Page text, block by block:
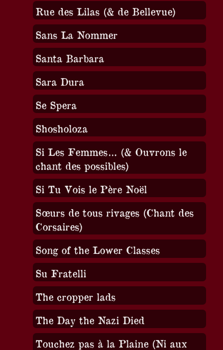
Rue des Lilas (& de Bellevue)
Sans La Nommer
Santa Barbara
Sara Dura
Se Spera
Shosholoza
Si Les Femmes… (& Ouvrons le
chant des possibles)
Si Tu Vois le Père Noël
Sœurs de tous rivages (Chant des
Corsaires)
Song of the Lower Classes
Su Fratelli
The cropper lads
The Day the Nazi Died
Touchez pas à la Plaine (Ni aux